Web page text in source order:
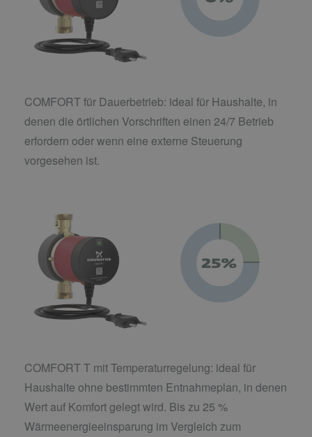
COMFORT für Dauerbetrieb: ideal für Haushalte, in
denen die örtlichen Vorschriften einen 24/7 Betrieb
erfordern oder wenn eine externe Steuerung
vorgesehen ist.
COMFORT T mit Temperaturregelung: ideal für
Haushalte ohne bestimmten Entnahmeplan, in denen
Wert auf Komfort gelegt wird. Bis zu 25 %
Wärmeenergieeinsparung im Vergleich zum